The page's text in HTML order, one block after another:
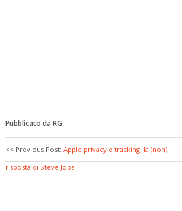
Pubblicato da RG
<< Previous Post: Apple privacy e tracking: la (non)
risposta di Steve Jobs